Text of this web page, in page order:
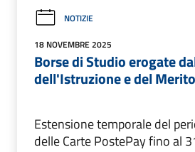
NOTIZIE
18 NOVEMBRE 2025
Borse di Studio erogate
dell'Istruzione e del Merito
Estensione temporale del
delle Carte PostePay fino al